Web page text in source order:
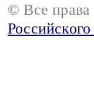
© Все права